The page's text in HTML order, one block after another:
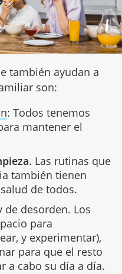
también ayudan a
son:
: Todos tenemos
mantener el
. Las rutinas que
también tienen
de todos.
de desorden. Los
para
y experimentar),
para que el resto
a cabo su día a día.